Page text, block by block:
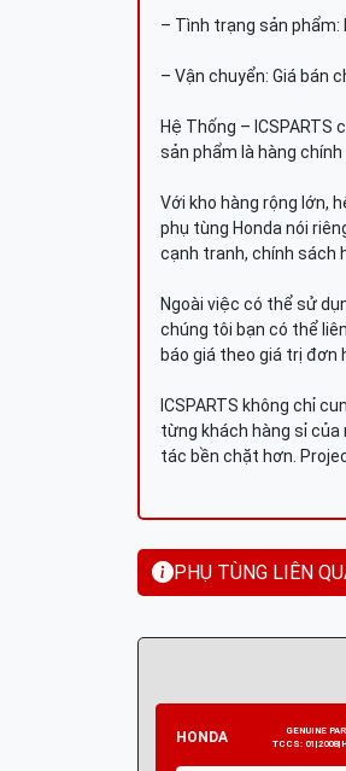
– Tình trạng sản phẩm:
– Vận chuyển: Giá bán
Hệ Thống – ICSPARTS
sản phẩm là hàng
Với kho hàng rộng lớn,
phụ tùng Honda nói
cạnh tranh, chính sách
Ngoài việc có thể sử
chúng tôi bạn có thể
báo giá theo giá trị đơn
ICSPARTS không chỉ
từng khách hàng sỉ của
tác bền chặt hơn.
PHỤ TÙNG LIÊN